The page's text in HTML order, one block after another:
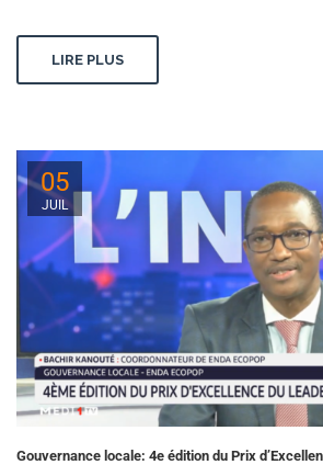
LIRE PLUS
05
JUIL
Gouvernance locale: 4e édition du Prix